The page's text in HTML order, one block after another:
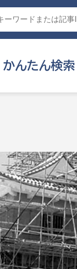
かんたん検索
届け出や申
証明書がほ
相談をしたい
支払いをし
事